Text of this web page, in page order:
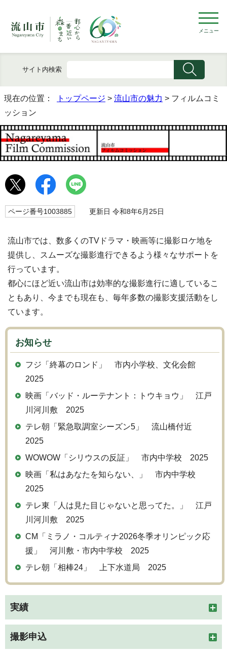
メニュー
サイト内検索
現在の位置： トップページ > 流山市の魅力 > フィルムコミ
ッション
ページ番号1003885 更新日 令和8年6月25日
流山市では、数多くのTVドラマ・映画等に撮影ロケ地を
提供し、スムーズな撮影進行できるよう様々なサポートを
行っています。
都心にほど近い流山市は効率的な撮影進行に適しているこ
ともあり、今までも現在も、毎年多数の撮影支援活動をし
ています。
お知らせ
フジ「終幕のロンド」 市内小学校、文化会館
2025
映画「バッド・ルーテナント：トウキョウ」 江戸
川河川敷 2025
テレ朝「緊急取調室シーズン5」 流山橋付近
2025
WOWOW「シリウスの反証」 市内中学校 2025
映画「私はあなたを知らない、」 市内中学校
2025
テレ東「人は見た目じゃないと思ってた。」 江戸
川河川敷 2025
CM「ミラノ・コルティナ2026冬季オリンピック応
援」 河川敷・市内中学校 2025
テレ朝「相棒24」 上下水道局 2025
実績
撮影申込